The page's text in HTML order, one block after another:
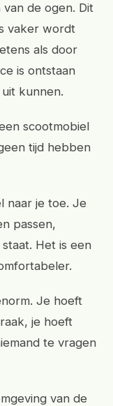
de ogen. Dit
vaker wordt
als door
is ontstaan
kunnen.
scootmobiel
tijd hebben
naar je toe. Je
passen,
Het is een
Je hoeft
je hoeft
te vragen
van de